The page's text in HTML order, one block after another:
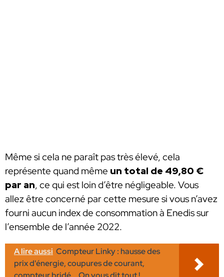
Même si cela ne paraît pas très élevé, cela
représente quand même un total de 49,80 €
par an, ce qui est loin d’être négligeable. Vous
allez être concerné par cette mesure si vous n’avez
fourni aucun index de consommation à Enedis sur
l’ensemble de l’année 2022.
A lire aussi Compteur Linky : hausse des
prix d'énergie, coupures de courant,